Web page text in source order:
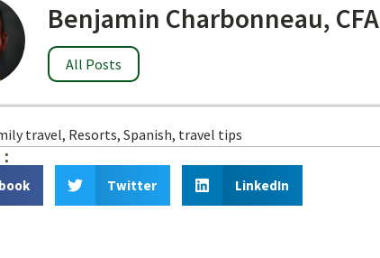
Benjamin Charbonneau, CFA
All Posts
travel, Resorts, Spanish, travel tips
Twitter LinkedIn